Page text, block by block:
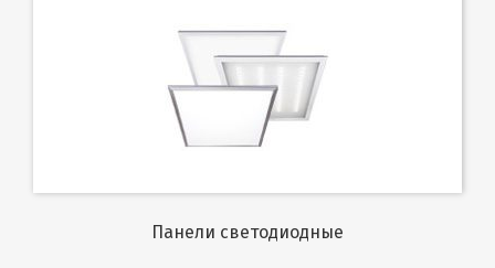
Панели светодиодные